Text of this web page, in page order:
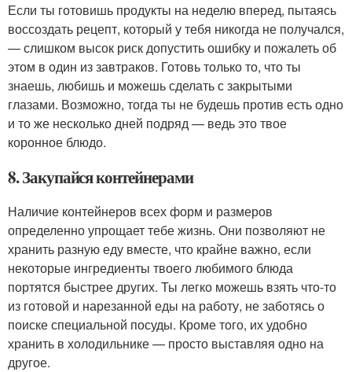
Если ты готовишь продукты на неделю вперед, пытаясь
воссоздать рецепт, который у тебя никогда не получался,
— слишком высок риск допустить ошибку и пожалеть об
этом в один из завтраков. Готовь только то, что ты
знаешь, любишь и можешь сделать с закрытыми
глазами. Возможно, тогда ты не будешь против есть одно
и то же несколько дней подряд — ведь это твое
коронное блюдо.
8. Закупайся контейнерами
Наличие контейнеров всех форм и размеров
определенно упрощает тебе жизнь. Они позволяют не
хранить разную еду вместе, что крайне важно, если
некоторые ингредиенты твоего любимого блюда
портятся быстрее других. Ты легко можешь взять что-то
из готовой и нарезанной еды на работу, не заботясь о
поиске специальной посуды. Кроме того, их удобно
хранить в холодильнике — просто выставляя одно на
другое.